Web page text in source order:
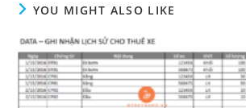
YOU MIGHT ALSO LIKE